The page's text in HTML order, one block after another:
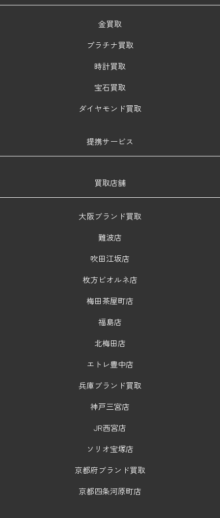
金買取
プラチナ買取
時計買取
宝石買取
ダイヤモンド買取
提携サービス
買取店舗
大阪ブランド買取
難波店
吹田江坂店
枚方ビオルネ店
梅田茶屋町店
福島店
北梅田店
エトレ豊中店
兵庫ブランド買取
神戸三宮店
JR西宮店
ソリオ宝塚店
京都府ブランド買取
京都四条河原町店